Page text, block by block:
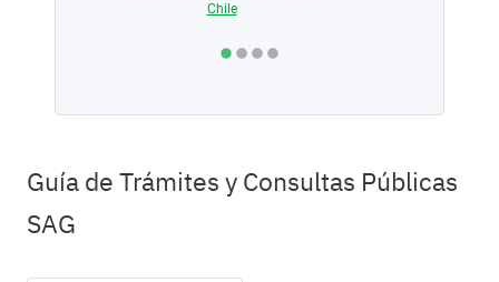
Chile
Guía de Trámites y Consultas Públicas
SAG